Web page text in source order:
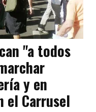
"a todos
y en
el Carrusel